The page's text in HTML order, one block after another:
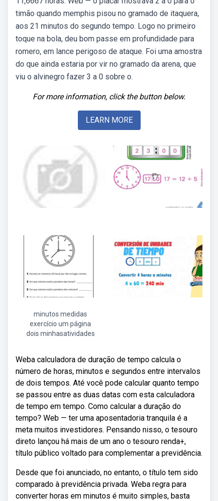
timão quando memphis pisou no gramado de itaquera,
aos 21 minutos do segundo tempo. Logo no primeiro
toque na bola, deu bom passe em profundidade para
romero, em lance perigoso de ataque. Foi uma amostra
do que ainda estaria por vir no gramado da arena, que
viu o alvinegro fazer 3 a 0 sobre o.
For more information, click the button below.
LEARN MORE
minutos medidas
exercício um página
dois minhasatividades
Weba calculadora de duração de tempo calcula o
número de horas, minutos e segundos entre intervalos
de dois tempos. Até você pode calcular quanto tempo
se passou entre as duas datas com esta calculadora
de tempo em tempo. Como calcular a duração do
tempo? Web — ter uma aposentadoria tranquila é a
meta muitos investidores. Pensando nisso, o tesouro
direto lançou há mais de um ano o tesouro renda+,
título público voltado para complementar a previdência.
Desde que foi anunciado, no entanto, o título tem sido
comparado à previdência privada. Weba regra para
converter horas em minutos é muito simples, basta